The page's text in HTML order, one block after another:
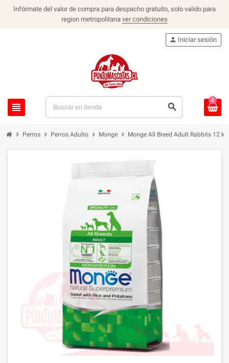
Infórmate del valor de compra para despacho gratuito, solo valido para
region metropolitana ver condiciones
view_headline search
person Iniciar sesión
0
chevron_right Perros chevron_right Perros Adulto chevron_right Monge chevron_right Monge All Breed Adult Rabbits 12 kg